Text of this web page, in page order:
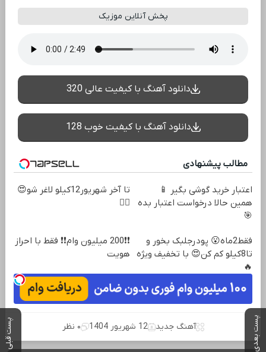
پست بعدی پست قبلی
پخش آنلاین موزیک
دانلود آهنگ با کیفیت عالی 320
دانلود آهنگ با کیفیت خوب 128
مطالب پیشنهادی
اعتبار خرید گوشی بگیر 📱
همین حالا درخواست اعتبار بده
🎯
تا آخر شهریور12کیلو لاغر شو😍
👌🏻
فقط2ماه😮 پودرجلبک بخور و
تا8کیلو کم کن😍 با تخفیف ویژه
🔥
❗❗200 میلیون وام❗❗ فقط با احراز
هویت
آهنگ جدید 12 شهریور 1404 ۰ نظر